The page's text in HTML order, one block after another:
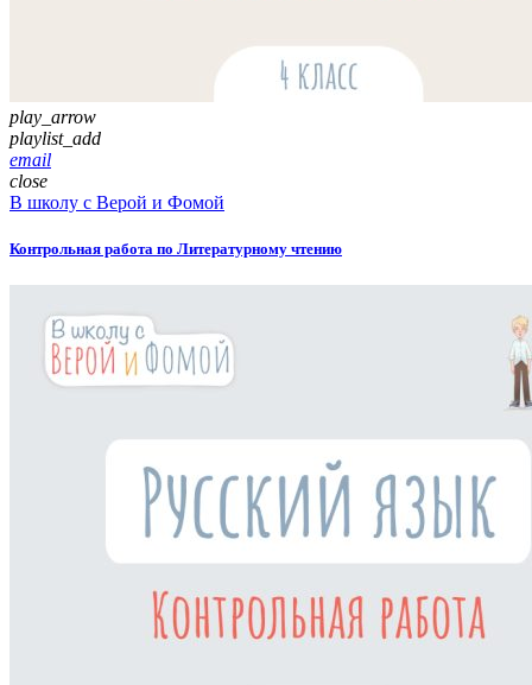
play_arrow
playlist_add
email
close
В школу с Верой и Фомой
Контрольная работа по Литературному чтению